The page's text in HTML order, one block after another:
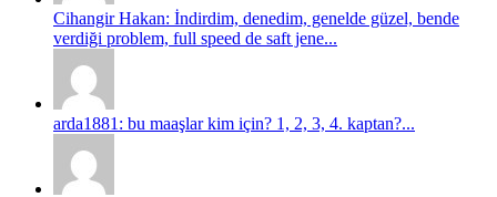
Cihangir Hakan: İndirdim, denedim, genelde güzel, bende
verdiği problem, full speed de saft jene...
arda1881: bu maaşlar kim için? 1, 2, 3, 4. kaptan?...